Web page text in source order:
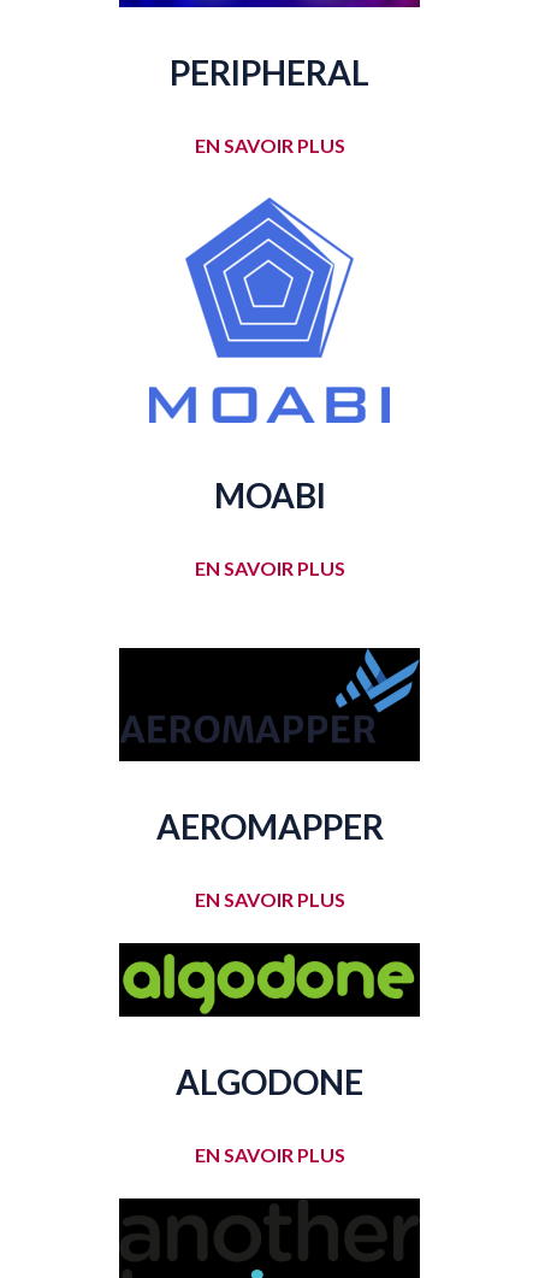
PERIPHERAL
EN SAVOIR PLUS
MOABI
EN SAVOIR PLUS
AEROMAPPER
EN SAVOIR PLUS
ALGODONE
EN SAVOIR PLUS